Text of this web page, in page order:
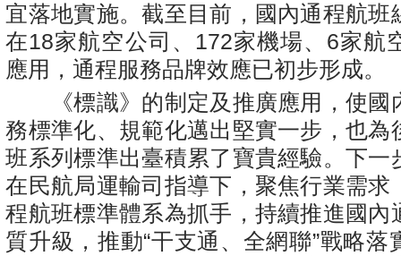
宜落地實施。截至目前，國內通程航班
在18家航空公司、172家機場、6家航
應用，通程服務品牌效應已初步形成。
《標識》的制定及推廣應用，使國
務標準化、規範化邁出堅實一步，也為
班系列標準出臺積累了寶貴經驗。下一
在民航局運輸司指導下，聚焦行業需求
程航班標準體系為抓手，持續推進國內
質升級，推動“干支通、全網聯”戰略落